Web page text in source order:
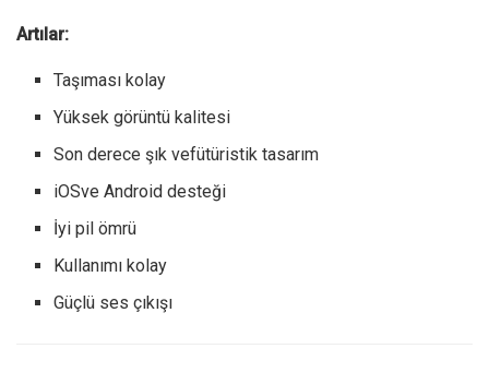
Artılar:
Taşıması kolay
Yüksek görüntü kalitesi
Son derece şık vefütüristik tasarım
iOSve Android desteği
İyi pil ömrü
Kullanımı kolay
Güçlü ses çıkışı